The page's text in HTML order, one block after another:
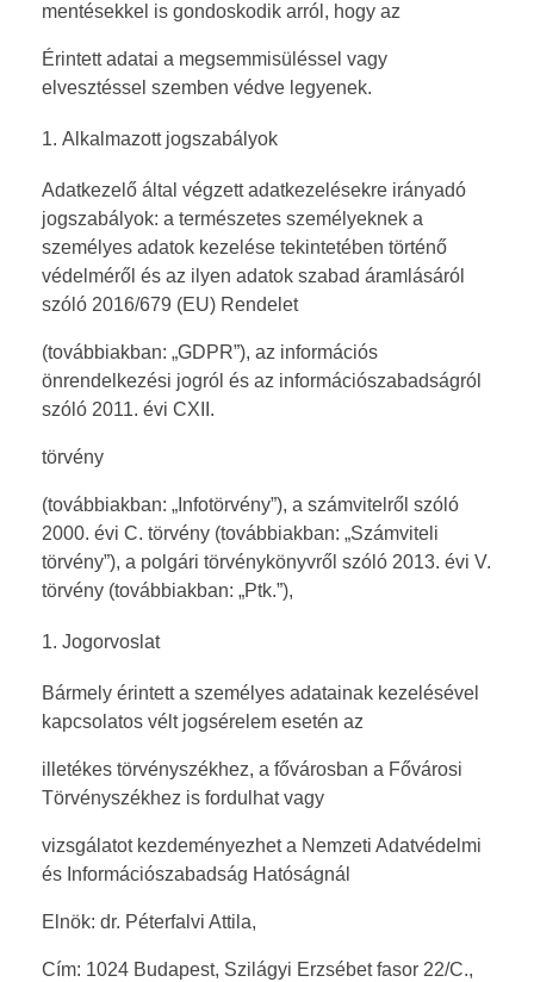
mentésekkel is gondoskodik arról, hogy az
Érintett adatai a megsemmisüléssel vagy
elvesztéssel szemben védve legyenek.
Alkalmazott jogszabályok
Adatkezelő által végzett adatkezelésekre irányadó
jogszabályok: a természetes személyeknek a
személyes adatok kezelése tekintetében történő
védelméről és az ilyen adatok szabad áramlásáról
szóló 2016/679 (EU) Rendelet
(továbbiakban: „GDPR”), az információs
önrendelkezési jogról és az információszabadságról
szóló 2011. évi CXII.
törvény
(továbbiakban: „Infotörvény”), a számvitelről szóló
2000. évi C. törvény (továbbiakban: „Számviteli
törvény”), a polgári törvénykönyvről szóló 2013. évi V.
törvény (továbbiakban: „Ptk.”),
Jogorvoslat
Bármely érintett a személyes adatainak kezelésével
kapcsolatos vélt jogsérelem esetén az
illetékes törvényszékhez, a fővárosban a Fővárosi
Törvényszékhez is fordulhat vagy
vizsgálatot kezdeményezhet a Nemzeti Adatvédelmi
és Információszabadság Hatóságnál
Elnök: dr. Péterfalvi Attila,
Cím: 1024 Budapest, Szilágyi Erzsébet fasor 22/C.,